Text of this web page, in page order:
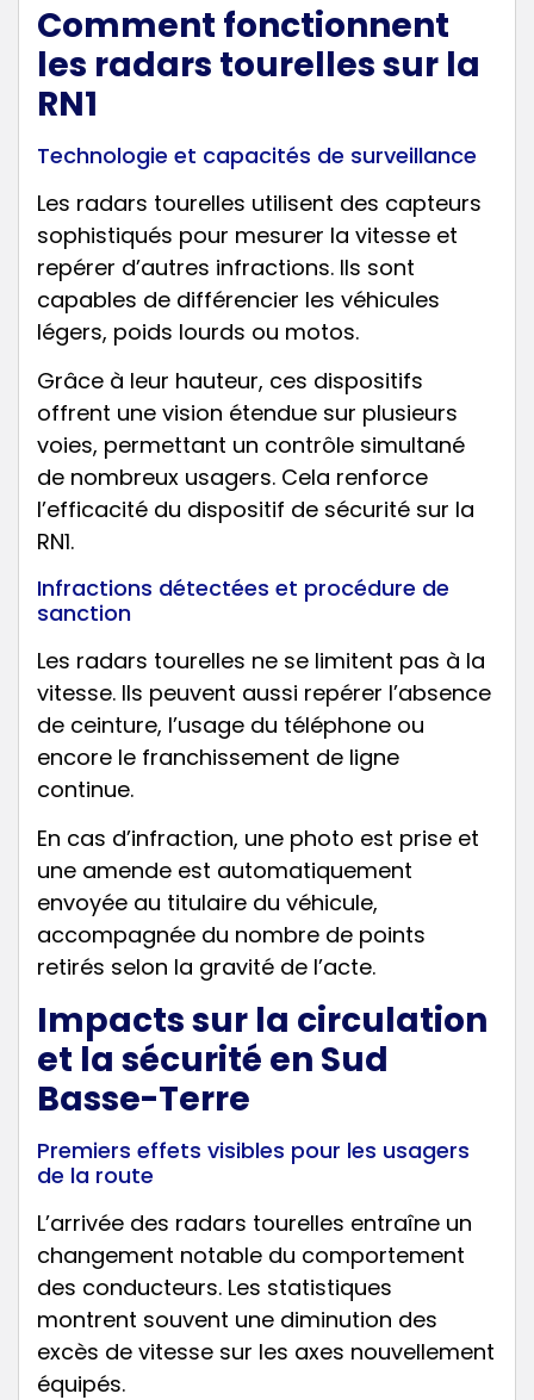
Comment fonctionnent
les radars tourelles sur la
RN1
Technologie et capacités de surveillance
Les radars tourelles utilisent des capteurs
sophistiqués pour mesurer la vitesse et
repérer d’autres infractions. Ils sont
capables de différencier les véhicules
légers, poids lourds ou motos.
Grâce à leur hauteur, ces dispositifs
offrent une vision étendue sur plusieurs
voies, permettant un contrôle simultané
de nombreux usagers. Cela renforce
l’efficacité du dispositif de sécurité sur la
RN1.
Infractions détectées et procédure de
sanction
Les radars tourelles ne se limitent pas à la
vitesse. Ils peuvent aussi repérer l’absence
de ceinture, l’usage du téléphone ou
encore le franchissement de ligne
continue.
En cas d’infraction, une photo est prise et
une amende est automatiquement
envoyée au titulaire du véhicule,
accompagnée du nombre de points
retirés selon la gravité de l’acte.
Impacts sur la circulation
et la sécurité en Sud
Basse-Terre
Premiers effets visibles pour les usagers
de la route
L’arrivée des radars tourelles entraîne un
changement notable du comportement
des conducteurs. Les statistiques
montrent souvent une diminution des
excès de vitesse sur les axes nouvellement
équipés.